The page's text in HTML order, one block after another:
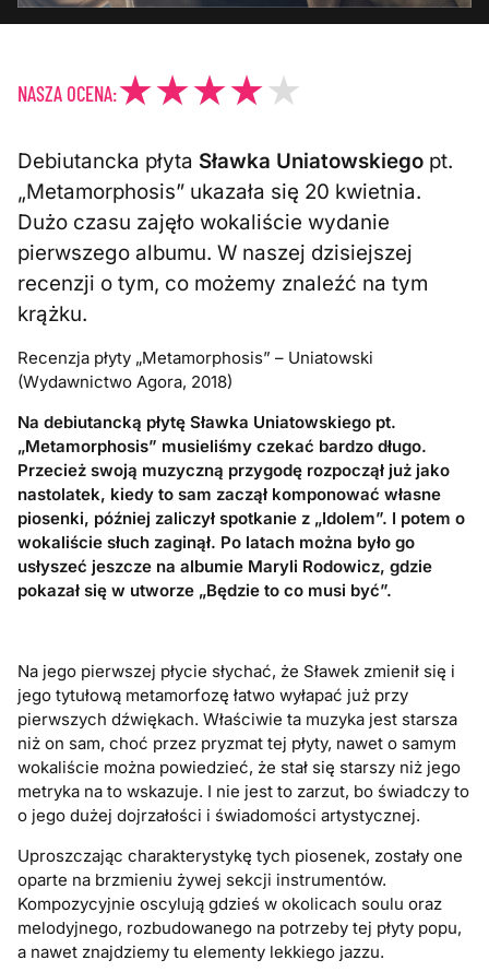
NASZA OCENA:
Debiutancka płyta Sławka Uniatowskiego pt.
„Metamorphosis” ukazała się 20 kwietnia.
Dużo czasu zajęło wokaliście wydanie
pierwszego albumu. W naszej dzisiejszej
recenzji o tym, co możemy znaleźć na tym
krążku.
Recenzja płyty „Metamorphosis” – Uniatowski
(Wydawnictwo Agora, 2018)
Na debiutancką płytę Sławka Uniatowskiego pt.
„Metamorphosis” musieliśmy czekać bardzo długo.
Przecież swoją muzyczną przygodę rozpoczął już jako
nastolatek, kiedy to sam zaczął komponować własne
piosenki, później zaliczył spotkanie z „Idolem”. I potem o
wokaliście słuch zaginął. Po latach można było go
usłyszeć jeszcze na albumie Maryli Rodowicz, gdzie
pokazał się w utworze „Będzie to co musi być”.
Na jego pierwszej płycie słychać, że Sławek zmienił się i
jego tytułową metamorfozę łatwo wyłapać już przy
pierwszych dźwiękach. Właściwie ta muzyka jest starsza
niż on sam, choć przez pryzmat tej płyty, nawet o samym
wokaliście można powiedzieć, że stał się starszy niż jego
metryka na to wskazuje. I nie jest to zarzut, bo świadczy to
o jego dużej dojrzałości i świadomości artystycznej.
Uproszczając charakterystykę tych piosenek, zostały one
oparte na brzmieniu żywej sekcji instrumentów.
Kompozycyjnie oscylują gdzieś w okolicach soulu oraz
melodyjnego, rozbudowanego na potrzeby tej płyty popu,
a nawet znajdziemy tu elementy lekkiego jazzu.